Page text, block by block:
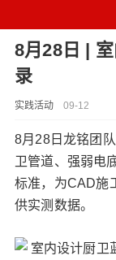
8月28日 |
录
实践活动09-12
8月28日龙铭团
卫管道、强弱电
标准，为CAD施
供实测数据。